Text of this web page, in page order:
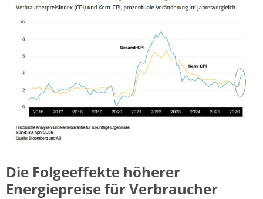
Die Folgeeffekte höherer
Energiepreise für Verbraucher